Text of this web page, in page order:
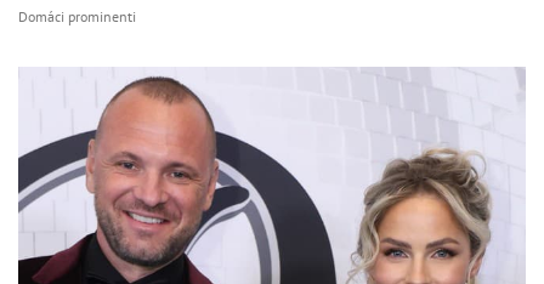
Domáci prominenti